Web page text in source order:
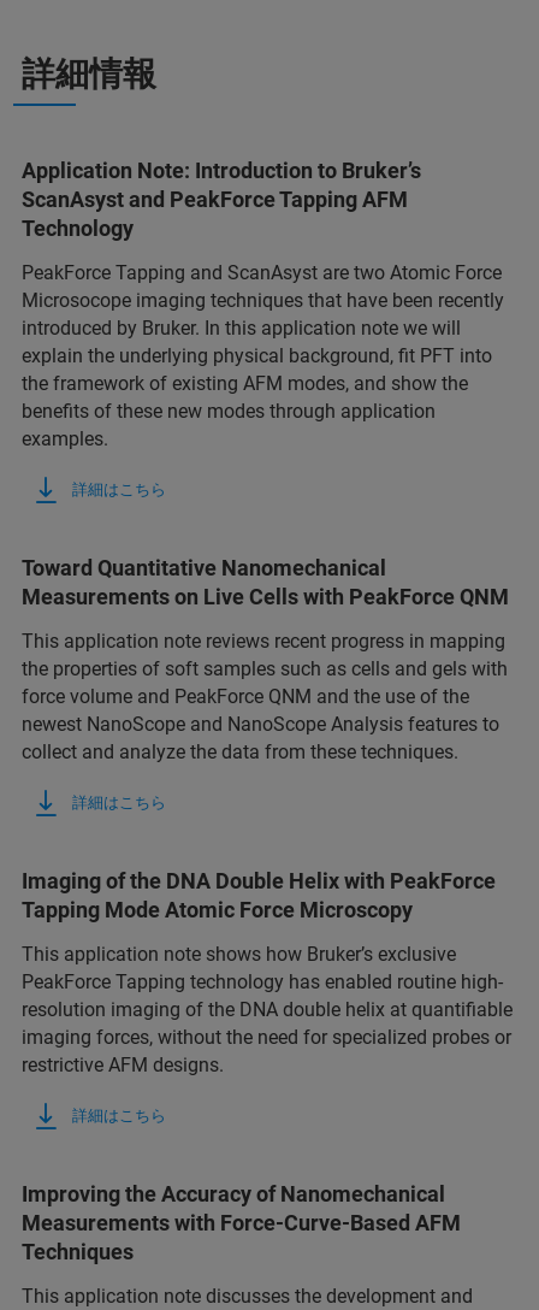
詳細情報
Application Note: Introduction to Bruker’s
ScanAsyst and PeakForce Tapping AFM
Technology
PeakForce Tapping and ScanAsyst are two Atomic Force
Microsocope imaging techniques that have been recently
introduced by Bruker. In this application note we will
explain the underlying physical background, fit PFT into
the framework of existing AFM modes, and show the
benefits of these new modes through application
examples.
詳細はこちら
Toward Quantitative Nanomechanical
Measurements on Live Cells with PeakForce QNM
This application note reviews recent progress in mapping
the properties of soft samples such as cells and gels with
force volume and PeakForce QNM and the use of the
newest NanoScope and NanoScope Analysis features to
collect and analyze the data from these techniques.
詳細はこちら
Imaging of the DNA Double Helix with PeakForce
Tapping Mode Atomic Force Microscopy
This application note shows how Bruker’s exclusive
PeakForce Tapping technology has enabled routine high-
resolution imaging of the DNA double helix at quantifiable
imaging forces, without the need for specialized probes or
restrictive AFM designs.
詳細はこちら
Improving the Accuracy of Nanomechanical
Measurements with Force-Curve-Based AFM
Techniques
This application note discusses the development and